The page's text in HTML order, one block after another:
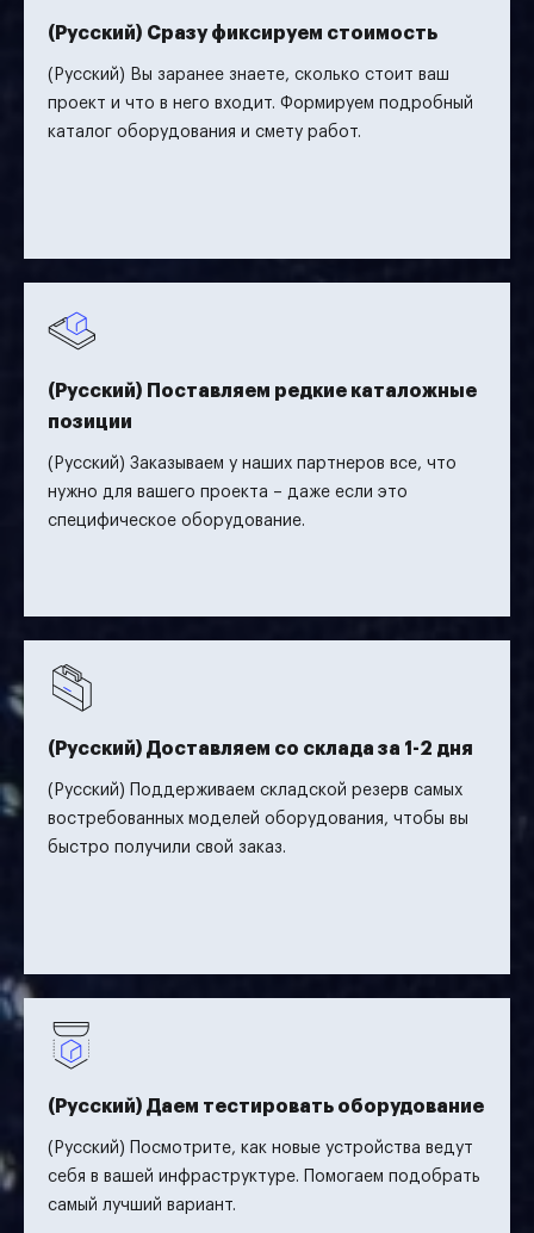
(Русский) Сразу фиксируем стоимость
(Русский) Вы заранее знаете, сколько стоит ваш
проект и что в него входит. Формируем подробный
каталог оборудования и смету работ.
(Русский) Поставляем редкие каталожные
позиции
(Русский) Заказываем у наших партнеров все, что
нужно для вашего проекта – даже если это
специфическое оборудование.
(Русский) Доставляем со склада за 1-2 дня
(Русский) Поддерживаем складской резерв самых
востребованных моделей оборудования, чтобы вы
быстро получили свой заказ.
(Русский) Даем тестировать оборудование
(Русский) Посмотрите, как новые устройства ведут
себя в вашей инфраструктуре. Помогаем подобрать
самый лучший вариант.